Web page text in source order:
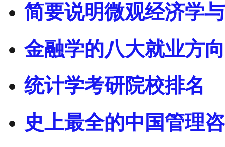
简要说明微观经济学
金融学的八大就业方
统计学考研院校排名
史上最全的中国管理